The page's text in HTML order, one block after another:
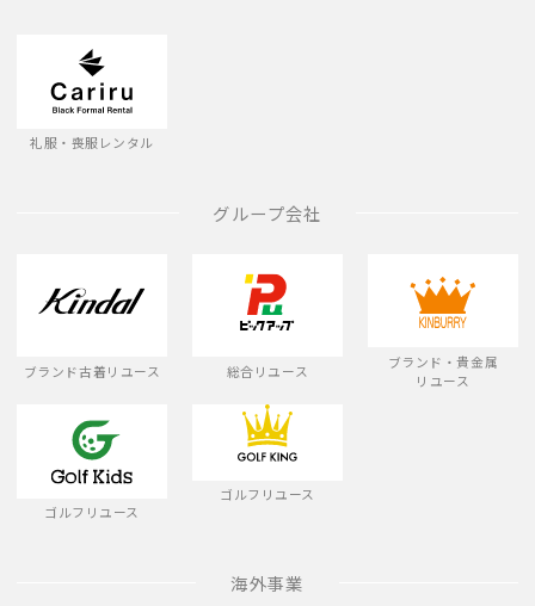
礼服・喪服レンタル
グループ会社
ブランド古着リユース 総合リユース
ブランド・貴金属
リユース
ゴルフリユース
ゴルフリユース
海外事業